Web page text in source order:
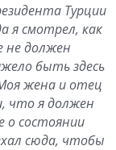
Турции
я смотрел, как
не должен
быть здесь
жена и отец
что я должен
состоянии
сюда, чтобы